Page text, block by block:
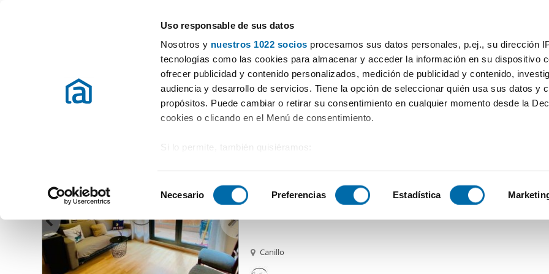
Uso responsable de sus datos
Nosotros y nuestros 1022 socios procesamos sus datos personales, p.ej., su dirección
tecnologías como las cookies para almacenar y acceder la información en su dispositivo
ofrecer publicidad y contenido personalizados, medición de publicidad y contenido,
audiencia y desarrollo de servicios. Tiene la opción de seleccionar quién usa sus datos y
propósitos. Puede cambiar o retirar su consentimiento en cualquier momento desde la
cookies o clicando en el Menú de consentimiento.
Si lo permite, también quisiéramos:
Identificar su dispositivo analizándolo activamente para buscar características
Obtenga más información sobre cómo se procesan sus datos personales y establezca
preferencias en la
en la Declaración de cookies.
e
e
c
Necesario Preferencias Estadística
Zimmer Mehr Filter - 1
Mietwohnungen Andorra Vermieten Wohnung Andorra
Provinz (209 Immobilien)
Alquiler piso amueblado Soldeu-el tarter-incles
Canillo